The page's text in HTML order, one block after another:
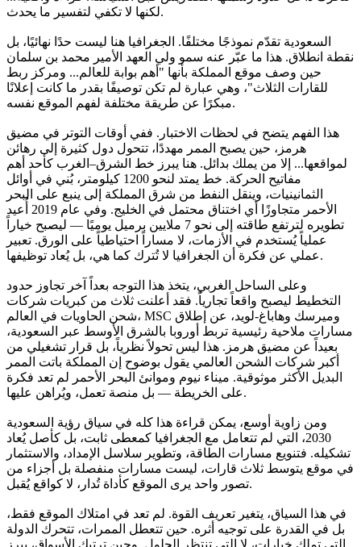
لكنها لا تكفي لتفسير ما يحدث.
السعودية تقدّم نموذجًا مختلفًا. الجغرافيا هنا ليست حدًا نهائيًا، بل
نقطة انطلاق. هذا ما عبّر عنه سمو ولي العهد الأمير محمد بن سلمان
حين وصف موقع المملكة بأنها "أهم بوابة للعالم... ومركز ربط
للقارات الثلاث"، وهي عبارة لم تكن توصيفًا بقدر ما كانت إعلانًا
مبكرًا عن طريقة مختلفة لفهم الموقع نفسه.
هذا الفهم يتضح في لحظات الاختبار. ففي أوقات التوتر في مضيق
هرمز، حين يصبح الممر مهددًا، تتحول دول كثيرة إلى رهائن
لمواقعها... إلا من يملك بدائل. هنا يبرز خط الشرق–الغرب كأحد أهم
مفاتيح الحركة. خط يمتد لنحو 1200 كيلومتر، بُني في أوائل
الثمانينيات، وينقل النفط من شرق المملكة إلى ينبع على البحر
الأحمر متجاوزًا أي اختناق محتمل في الخليج. وفي عام 2019 أُعيد
تطويره لترتفع طاقته إلى نحو 7 ملايين برميل يوميًا — ليصبح خياراً
عملياً يُستخدم في الأزمات، لا مساراً احتياطياً على الورق. تعبير
عملي عن فكرة أن الجغرافيا لا تُترك كما هي، بل يُعاد توظيفها.
وعلى الساحل الغربي، يتخذ هذا التوجه بعداً آخر تجاوز حدود
التخطيط ليصبح واقعاً تجارياً. فقد أعلنت ثلاث من كبريات شركات
شحن الحاويات في العالم، MSC وميرسك وهاباغ-لويد، عن إطلاق
مسارات ملاحية رئيسية تربط أوروبا بالشرق الأوسط عبر السعودية،
بعيداً عن مضيق هرمز. هذا ليس تحولاً نظرياً، بل قرار تشغيلي من
أكبر شركات الشحن العالمي يقول بوضوح إن المملكة باتت الممر
البديل الأكثر موثوقية. ميناء نيوم وموانئ البحر الأحمر لم تعد فكرة
على الخريطة — بل منصة تعمل، ويُراهن عليها.
ومن زاوية أوسع، يمكن قراءة هذا كله في سياق رؤية السعودية
2030، التي لم تتعامل مع الجغرافيا كمعطى ثابت، بل كأصل يُعاد
تشكيله. فتنويع مسارات الطاقة، وتطوير سلاسل الإمداد، والاستثمار
في موقع يتوسط ثلاث قارات، ليست مسارات منفصلة بل أجزاء من
تصور واحد يرى الموقع كأداة تُدار، لا كواقع يُقبل.
في هذا السياق، يتغير تعريف القوة. لم تعد في امتلاك الموقع فقط،
بل في القدرة على توجيه أثره. حين تتعطل الممرات، تتحرك الدولة
التي تملك خيارات، لا التي تنتظر الحلول. وحين ترتبك الأسواق، يبرز